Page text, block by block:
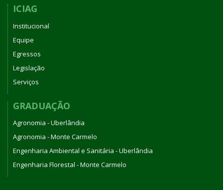
ICIAG
Institucional
Equipe
Egressos
Legislação
Serviços
GRADUAÇÃO
Agronomia - Uberlândia
Agronomia - Monte Carmelo
Engenharia Ambiental e Sanitária - Uberlândia
Engenharia Florestal - Monte Carmelo